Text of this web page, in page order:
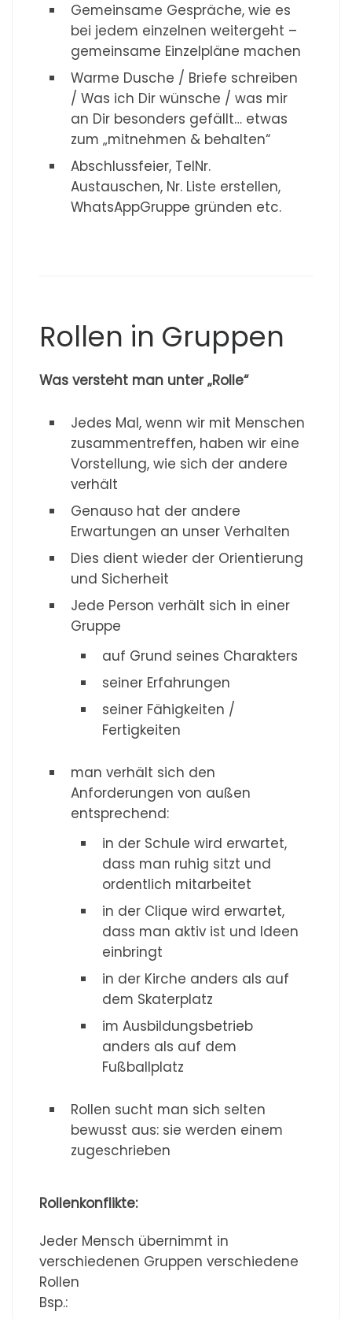
Gemeinsame Gespräche, wie es
bei jedem einzelnen weitergeht –
gemeinsame Einzelpläne machen
Warme Dusche / Briefe schreiben
/ Was ich Dir wünsche / was mir
an Dir besonders gefällt… etwas
zum „mitnehmen & behalten“
Abschlussfeier, TelNr.
Austauschen, Nr. Liste erstellen,
WhatsAppGruppe gründen etc.
Rollen in Gruppen
Was versteht man unter „Rolle“
Jedes Mal, wenn wir mit Menschen
zusammentreffen, haben wir eine
Vorstellung, wie sich der andere
verhält
Genauso hat der andere
Erwartungen an unser Verhalten
Dies dient wieder der Orientierung
und Sicherheit
Jede Person verhält sich in einer
Gruppe
auf Grund seines Charakters
seiner Erfahrungen
seiner Fähigkeiten /
Fertigkeiten
man verhält sich den
Anforderungen von außen
entsprechend:
in der Schule wird erwartet,
dass man ruhig sitzt und
ordentlich mitarbeitet
in der Clique wird erwartet,
dass man aktiv ist und Ideen
einbringt
in der Kirche anders als auf
dem Skaterplatz
im Ausbildungsbetrieb
anders als auf dem
Fußballplatz
Rollen sucht man sich selten
bewusst aus: sie werden einem
zugeschrieben
Rollenkonflikte:
Jeder Mensch übernimmt in
verschiedenen Gruppen verschiedene
Rollen
Bsp.: